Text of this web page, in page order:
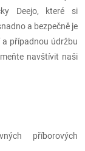
Deejo, které si
a bezpečně je
a případnou údržbu
navštívit naši
příborových